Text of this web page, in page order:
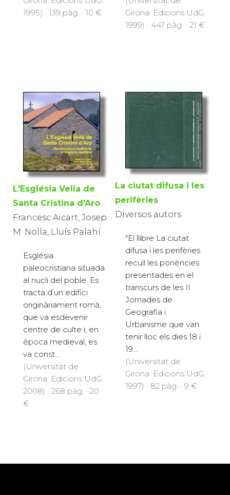
1995) · 139 pàg. · 10 €
Girona. Edicions UdG,
1999) · 447 pàg. · 21 €
L'Església Vella de
Santa Cristina d'Aro
Francesc Aicart, Josep
M. Nolla, Lluís Palahí
Església
paleocristiana situada
al nucli del poble. Es
tracta d’un edifici
originàriament romà,
que va esdevenir
centre de culte i, en
època medieval, es
va const...
(Universitat de
Girona. Edicions UdG,
2008) · 268 pàg. · 20
€
La ciutat difusa i les
perifèries
Diversos autors
"El llibre La ciutat
difusa i les perifèries
recull les ponències
presentades en el
transcurs de les II
Jornades de
Geografia i
Urbanisme que van
tenir lloc els dies 18 i
19...
(Universitat de
Girona. Edicions UdG,
1997) · 82 pàg. · 9 €